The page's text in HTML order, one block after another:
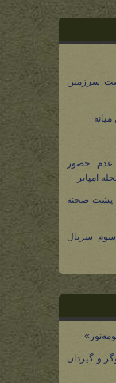
سرزمین
عدم حضور
امپایر
پشت صحنه
سریال
و گیردان